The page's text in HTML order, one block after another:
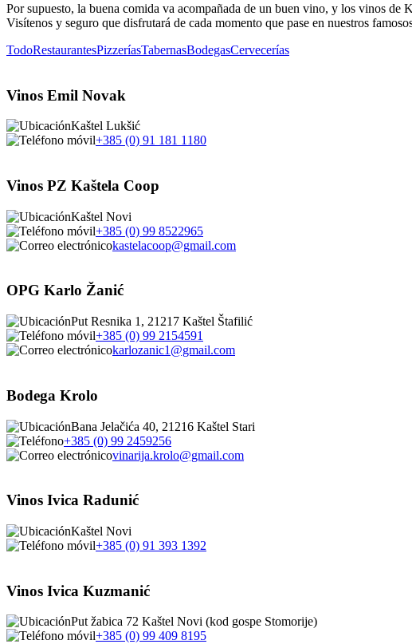
Por supuesto, la buena comida va acompañada de un buen vino, y los vinos
Visítenos y seguro que disfrutará de cada momento que pase en nuestros
TodoRestaurantesPizzeríasTabernasBodegasCervecerías
Vinos Emil Novak
Kaštel Lukšić
+385 (0) 91 181 1180
Vinos PZ Kaštela Coop
Kaštel Novi
+385 (0) 99 8522965
kastelacoop@gmail.com
OPG Karlo Žanić
Put Resnika 1, 21217 Kaštel Štafilić
+385 (0) 99 2154591
karlozanic1@gmail.com
Bodega Krolo
Bana Jelačića 40, 21216 Kaštel Stari
+385 (0) 99 2459256
vinarija.krolo@gmail.com
Vinos Ivica Radunić
Kaštel Novi
+385 (0) 91 393 1392
Vinos Ivica Kuzmanić
Put žabica 72 Kaštel Novi (kod gospe Stomorije)
+385 (0) 99 409 8195